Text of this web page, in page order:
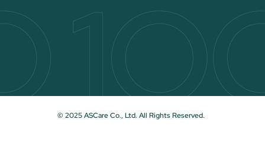
© 2025 ASCare Co., Ltd. All Rights Reserved.